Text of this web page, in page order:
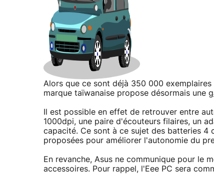
Alors que ce sont déjà 350 000
marque taïwanaise propose désormais une
Il est possible en effet de retrouver entre
1000dpi, une paire d'écouteurs filaires, un
capacité. Ce sont à ce sujet des batteries 4
proposées pour améliorer l'autonomie du
En revanche, Asus ne communique pour le
accessoires. Pour rappel, l'Eee PC sera